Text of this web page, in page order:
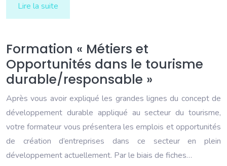
Lire la suite
Formation « Métiers et
Opportunités dans le tourisme
durable/responsable »
Après vous avoir expliqué les grandes lignes du concept de
développement durable appliqué au secteur du tourisme,
votre formateur vous présentera les emplois et opportunités
de création d’entreprises dans ce secteur en plein
développement actuellement. Par le biais de fiches…